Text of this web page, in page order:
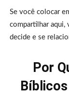
Se você colocar
compartilhar aqui,
decide e se
Por